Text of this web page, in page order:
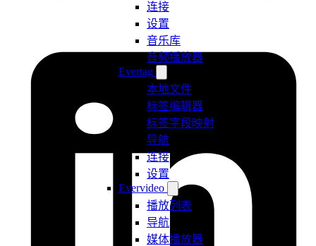
连接
设置
音乐库
音频播放器
Evertag
本地文件
标签编辑器
标签字段映射
导航
连接
设置
Evervideo
播放列表
导航
媒体播放器